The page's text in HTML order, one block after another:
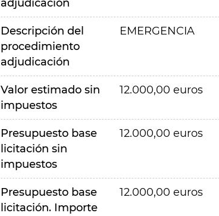
adjudicación
Descripción del
procedimiento
adjudicación
EMERGENCIA
Valor estimado sin
impuestos
12.000,00 euros
Presupuesto base
licitación sin
impuestos
12.000,00 euros
Presupuesto base
licitación. Importe
12.000,00 euros